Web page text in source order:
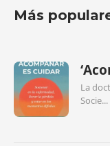
Más
La
Socie...